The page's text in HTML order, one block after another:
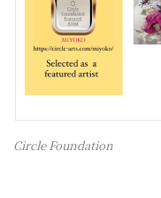
Circle Foundation